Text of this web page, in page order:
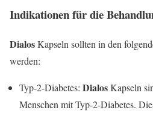
Indikationen für die
DialosKapseln sollten in den
werden:
Typ-2-Diabetes: DialosKapseln
Menschen mit Typ-2-Diabetes.